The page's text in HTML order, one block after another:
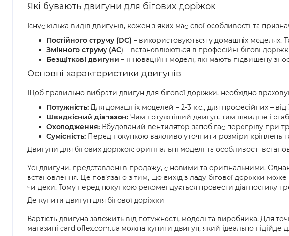
Які бувають двигуни для бігових доріжок
Існує кілька видів двигунів, кожен з яких має свої особливості та
Постійного струму (DC) – використовуються у домашніх моделях.
Змінного струму (AC) – встановлюються в професійні бігові
Безщіткові двигуни – інноваційні моделі, які мають підвищену
Основні характеристики двигунів
Щоб правильно вибрати двигун для бігової доріжки, необхідно
Потужність: Для домашніх моделей – 2-3 к.с., для професійних – від
Швидкісний діапазон: Чим потужніший двигун, тим швидше і
Охолодження: Вбудований вентилятор запобігає перегріву при
Сумісність: Перед покупкою важливо уточнити розміри кріплень
Двигуни для бігових доріжок: оригінальні моделі та особливості
Усі двигуни, представлені в продажу, є новими та оригінальними.
встановлення. Це пов’язано з тим, що вихід з ладу бігової доріжки
чи деки. Тому перед покупкою рекомендується провести діагностику
Де купити двигун для бігової доріжки
Вартість двигуна залежить від потужності, моделі та виробника. Для
магазині cardioflex.com.ua можна купити двигун, який ідеально підійде